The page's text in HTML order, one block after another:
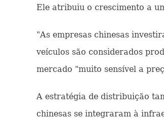
Ele atribuiu o crescimento a
"As empresas chinesas
veículos são considerados
mercado "muito sensível a
A estratégia de distribuição
chinesas se integraram à